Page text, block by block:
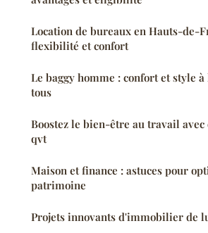
Location de bureaux en Hauts-de-
flexibilité et confort
Le baggy homme : confort et style
tous
Boostez le bien-être au travail
qvt
Maison et finance : astuces pour
patrimoine
Projets innovants d'immobilier de